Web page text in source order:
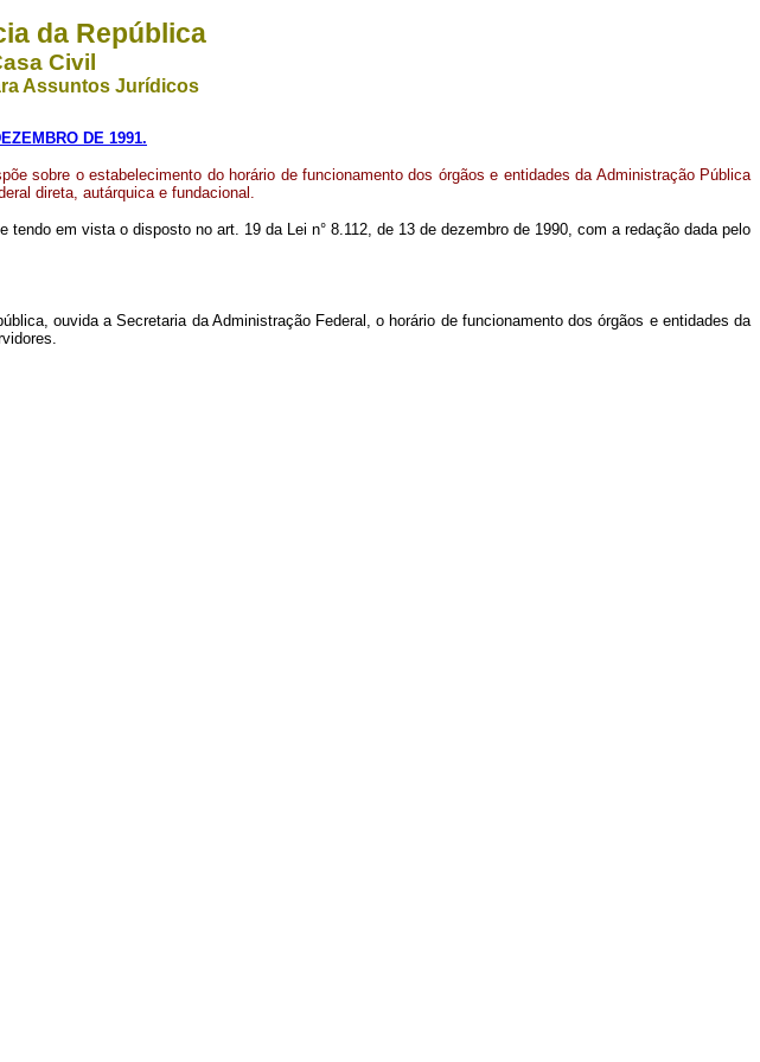
da República
Civil
Assuntos Jurídicos
DE 1991.
sobre o estabelecimento do horário de funcionamento dos órgãos e entidades da Administração Pública
direta, autárquica e fundacional.
em vista o disposto no art. 19 da Lei n° 8.112, de 13 de dezembro de 1990, com a redação dada pelo
ouvida a Secretaria da Administração Federal, o horário de funcionamento dos órgãos e entidades da